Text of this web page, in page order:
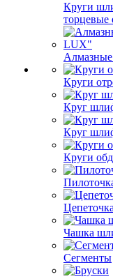
Круги
торцевые
Круги
Круг
Круг
Круги
Цепеточка
Чашка
Сегменты